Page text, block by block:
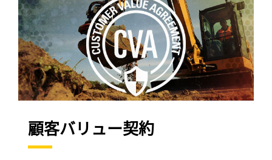
顧客バリュー契約